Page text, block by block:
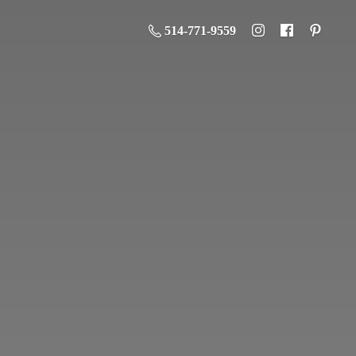
514-771-9559